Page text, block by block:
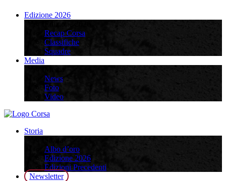
Edizione 2026
Recap Corsa
Classifiche
Squadre
Media
News
Foto
Video
Storia
Albo d’oro
Edizione 2026
Edizioni Precedenti
Newsletter